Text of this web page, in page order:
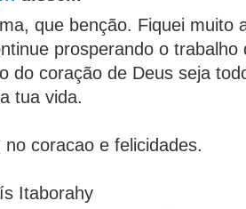
que benção. Fiquei muito
prosperando o
do coração de Deus seja
tua vida.
no coracao e felicidades.
Itaborahy